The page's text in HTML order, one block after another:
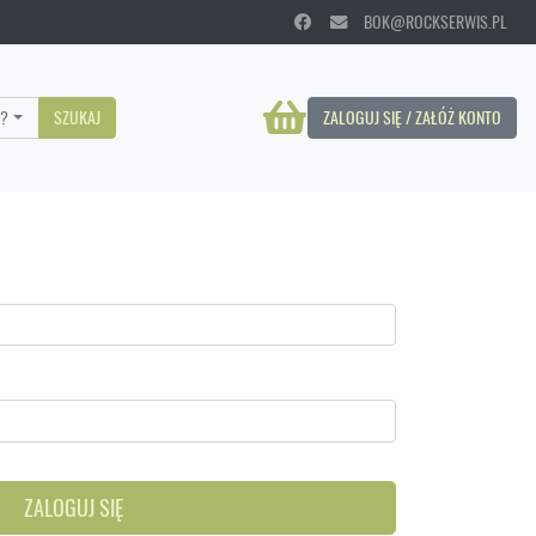
BOK@ROCKSERWIS.PL
ZALOGUJ SIĘ / ZAŁÓŻ KONTO
SZUKAJ
ZALOGUJ SIĘ